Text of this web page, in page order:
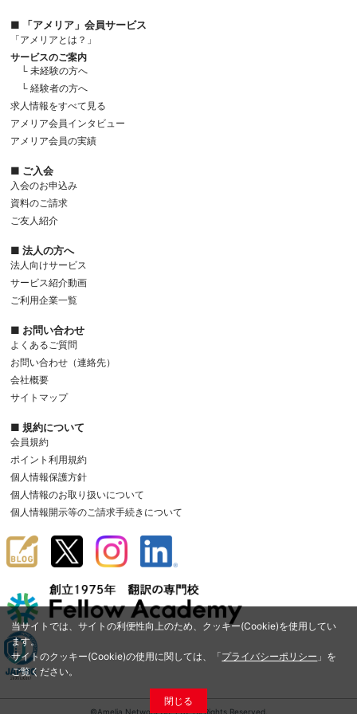
当サイトでは、サイトの利便性向上のため、クッキー(Cookie)を使用してい
ます。
サイトのクッキー(Cookie)の使用に関しては、「プライバシーポリシー 」を
ご覧ください。
閉じる
■ 「アメリア」会員サービス
「アメリアとは？」
サービスのご案内
└ 未経験の方へ
└ 経験者の方へ
求人情報をすべて見る
アメリア会員インタビュー
アメリア会員の実績
■ ご入会
入会のお申込み
資料のご請求
ご友人紹介
■ 法人の方へ
法人向けサービス
サービス紹介動画
ご利用企業一覧
■ お問い合わせ
よくあるご質問
お問い合わせ（連絡先）
会社概要
サイトマップ
■ 規約について
会員規約
ポイント利用規約
個人情報保護方針
個人情報のお取り扱いについて
個人情報開示等のご請求手続きについて
©Amelia Network Co.,Ltd. All Rights Reserved.